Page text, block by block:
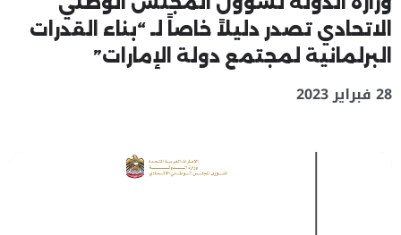
الاتحادي تصدر دليلاً خاصاً لـ “بناء القدرات
البرلمانية لمجتمع دولة الإمارات”
28 فبراير 2023